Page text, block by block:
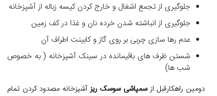
جلوگیری از تجمع اشغال و خارج کردن کیسه زباله از آشپزخانه
جلوگیری از انباشته شدن خرده نان و غذا در کف زمین
عدم رها سازی چربی بر روی گاز و کابینت اطراف آن
شستن ظرف های باقیمانده در سینک آشپزخانه ( به خصوص
شب ها)
دومین راهکارقبل ازسمپاشی سوسک ریزآشپزخانه مصدود کردن تمام